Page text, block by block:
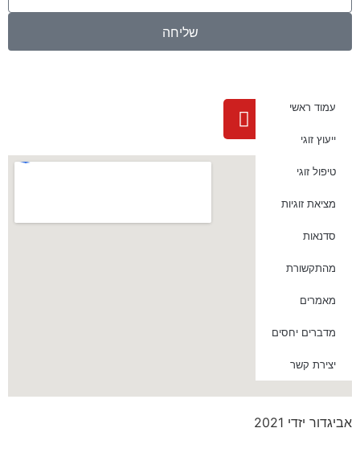
שליחה
עמוד ראשי
ייעוץ זוגי
טיפול זוגי
מציאת זוגיות
סדנאות
מהתקשורת
מאמרים
מדברים יחסים
יצירת קשר
אביגדור יזדי 2021